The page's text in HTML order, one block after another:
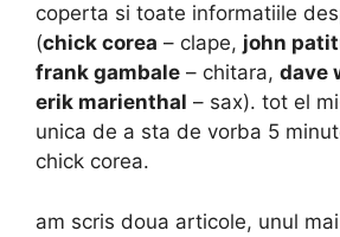
coperta si toate informatiile
(chick corea – clape, john
frank gambale – chitara, dave
erik marienthal – sax). tot el
unica de a sta de vorba 5
chick corea.
am scris doua articole, unul